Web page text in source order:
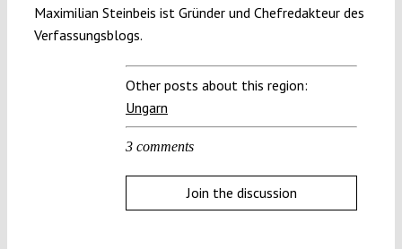
Maximilian Steinbeis ist Gründer und Chefredakteur des
Verfassungsblogs.
Other posts about this region:
Ungarn
3 comments
Join the discussion